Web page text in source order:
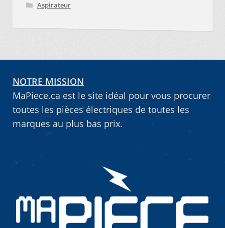
Aspirateur
NOTRE MISSION
MaPiece.ca est le site idéal pour vous procurer
toutes les pièces électriques de toutes les
marques au plus bas prix.